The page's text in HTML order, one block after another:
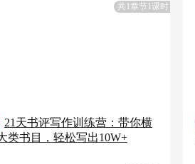
共1章节1课时
21天书评写作训练营：带你横
类书目，轻松写出10W+